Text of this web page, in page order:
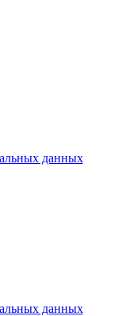
данных
данных